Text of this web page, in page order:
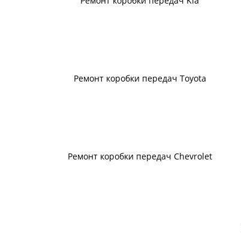
Ремонт коробки передач Toyota
Ремонт коробки передач Chevrolet